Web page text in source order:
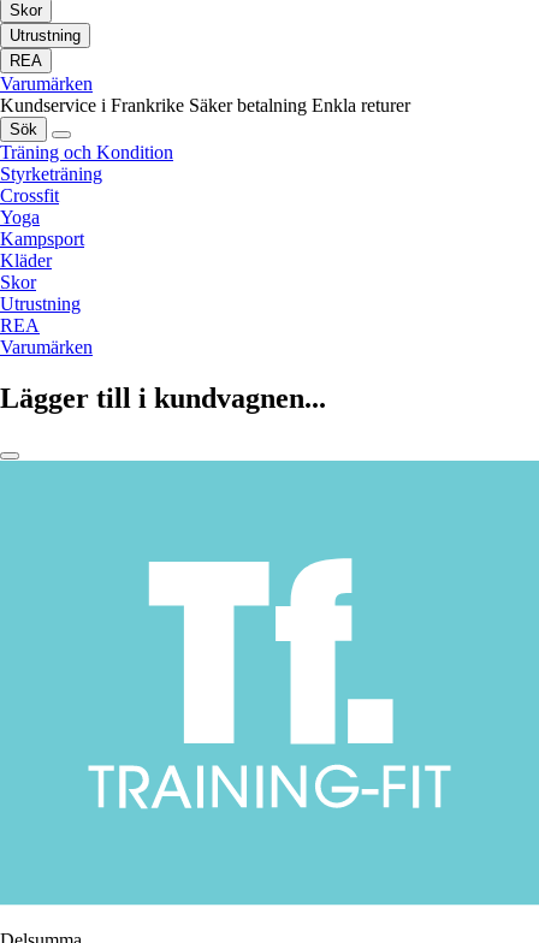
Skor
Utrustning
REA
Varumärken
Kundservice i Frankrike Säker betalning Enkla returer
Sök
Träning och Kondition
Styrketräning
Crossfit
Yoga
Kampsport
Kläder
Skor
Utrustning
REA
Varumärken
Lägger till i kundvagnen...